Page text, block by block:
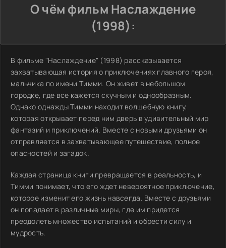
О чём фильм Наслаждение
(1998):
В фильме "Наслаждение" (1998) рассказывается
захватывающая история о приключениях главного героя,
мальчика по имени Тимми. Он живет в небольшом
городке, где все кажется скучным и однообразным.
Однако однажды Тимми находит волшебную книгу,
которая открывает перед ним дверь в удивительный мир
фантазий и приключений. Вместе с новыми друзьями он
отправляется в захватывающее путешествие, полное
опасностей и загадок.
Каждая страница книги превращается в реальность, и
Тимми понимает, что его ждет невероятное приключение,
которое изменит его жизнь навсегда. Вместе с друзьями
он попадает в различные миры, где им придется
преодолеть множество испытаний и обрести силу и
мудрость.